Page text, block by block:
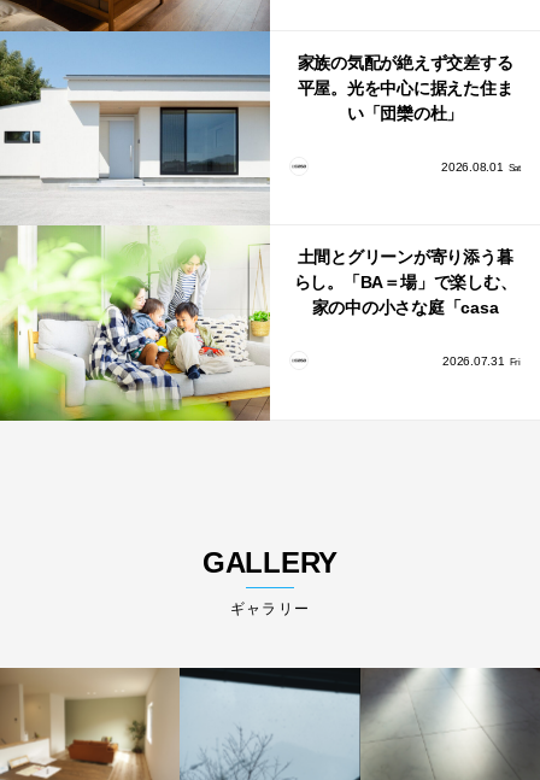
家族の気配が絶えず交差する
平屋。光を中心に据えた住ま
い「団欒の杜」
2026.08.01 Sat
土間とグリーンが寄り添う暮
らし。「BA＝場」で楽しむ、
家の中の小さな庭「casa
2026.07.31 Fri
GALLERY
ギャラリー